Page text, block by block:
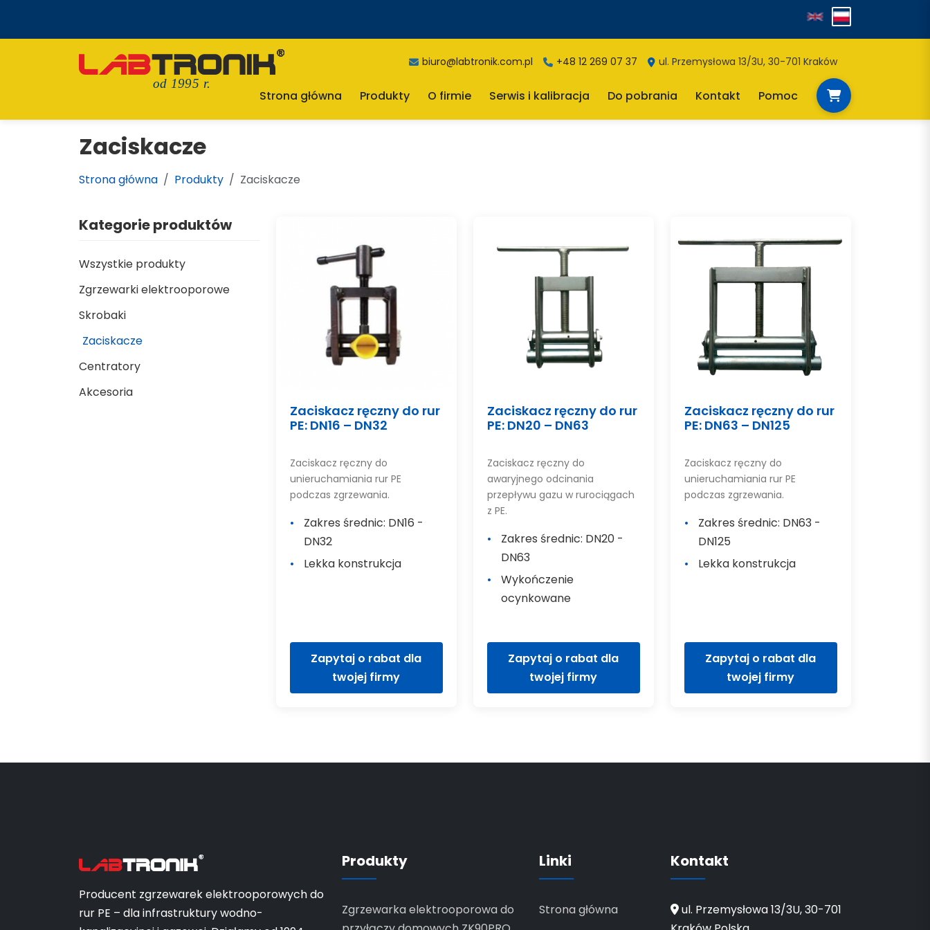
od 1995 r.
biuro@labtronik.com.pl +48 12 269 07 37 ul. Przemysłowa 13/3U, 30-701 Kraków
Strona główna Produkty O firmie Serwis i kalibracja Do pobrania Kontakt Pomoc
Zaciskacze
Strona główna Produkty Zaciskacze
Kategorie produktów
Wszystkie produkty
Zgrzewarki elektrooporowe
Skrobaki
Zaciskacze
Centratory
Akcesoria
Zaciskacz ręczny do rur
PE: DN16 – DN32
Zaciskacz ręczny do
unieruchamiania rur PE
podczas zgrzewania.
Zakres średnic: DN16 -
DN32
Lekka konstrukcja
Zapytaj o rabat dla
twojej firmy
Zaciskacz ręczny do rur
PE: DN20 – DN63
Zaciskacz ręczny do
awaryjnego odcinania
przepływu gazu w rurociągach
z PE.
Zakres średnic: DN20 -
DN63
Wykończenie
ocynkowane
Zapytaj o rabat dla
twojej firmy
Zaciskacz ręczny do rur
PE: DN63 – DN125
Zaciskacz ręczny do
unieruchamiania rur PE
podczas zgrzewania.
Zakres średnic: DN63 -
DN125
Lekka konstrukcja
Zapytaj o rabat dla
twojej firmy
Producent zgrzewarek elektrooporowych do
rur PE – dla infrastruktury wodno-
Produkty
Zgrzewarka elektrooporowa do
Linki
Strona główna
Kontakt
ul. Przemysłowa 13/3U, 30-701